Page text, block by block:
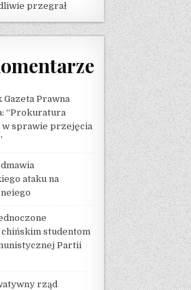
przegrał
Gazeta Prawna
“Prokuratura
w sprawie przejęcia
ataku na
studentom
Partii
rząd